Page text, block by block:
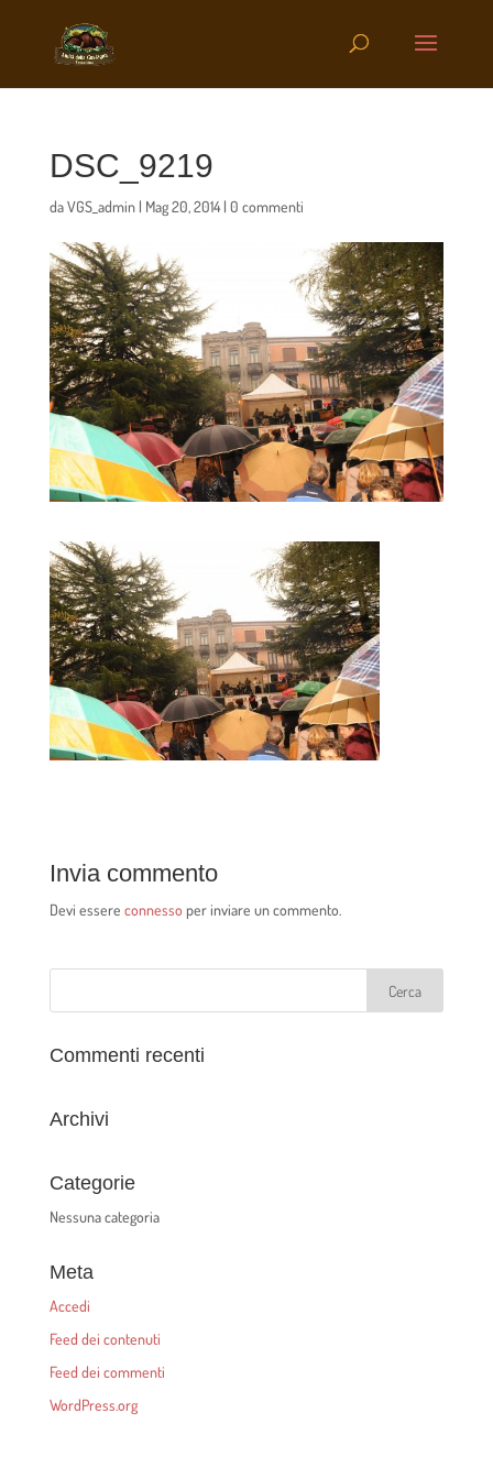
DSC_9219
daVGS_admin| Mag 20, 2014| 0 commenti
Invia commento
Devi essere connesso per inviare un commento.
Commenti recenti
Archivi
Categorie
Nessuna categoria
Meta
Accedi
Feed dei contenuti
Feed dei commenti
WordPress.org